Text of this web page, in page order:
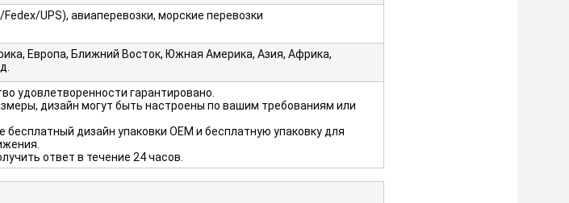
Fedex/UPS), авиаперевозки, морские перевозки
Европа, Ближний Восток, Южная Америка, Азия, Африка,
удовлетворенности гарантировано.
дизайн могут быть настроены по вашим требованиям или
бесплатный дизайн упаковки OEM и бесплатную упаковку для
ответ в течение 24 часов.